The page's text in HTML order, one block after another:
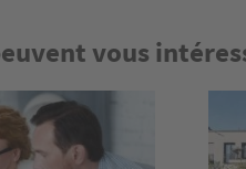
vous